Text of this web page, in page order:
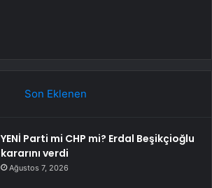
Son Eklenen
YENİ Parti mi CHP mi? Erdal Beşikçioğlu
kararını verdi
Ağustos 7, 2026